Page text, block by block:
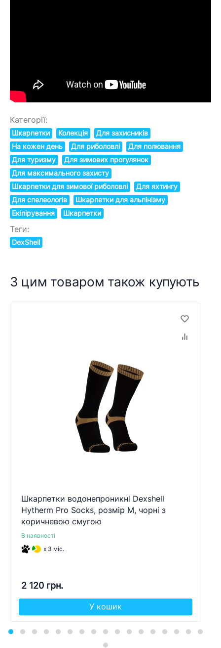
Категорії:
Шкарпетки Колекція
Для захисників
На кожен день
Для риболовлі
Для полювання
Для туризму
Для зимових прогулянок
Для максимального захисту
Шкарпетки для зимової риболовлі
Для яхтингу
Для спелеологів
Шкарпетки для альпінізму
Екіпірування
Шкарпетки
Теги:
DexShell
З цим товаром також купують
Шкарпетки водонепроникні Dexshell
Hytherm Pro Socks, розмір М, чорні з
коричневою смугою
В наявності
x 3 міс.
2 120 грн.
У кошик